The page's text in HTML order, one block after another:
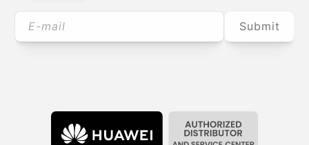
E-mail Submit